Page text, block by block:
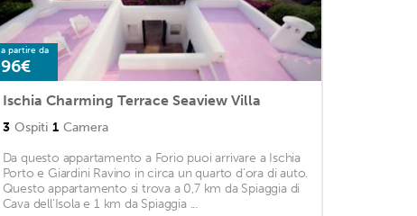
a partire da
96€
Ischia Charming Terrace Seaview Villa
3 Ospiti 1 Camera
Da questo appartamento a Forio puoi arrivare a Ischia
Porto e Giardini Ravino in circa un quarto d'ora di auto.
Questo appartamento si trova a 0,7 km da Spiaggia di
Cava dell'Isola e 1 km da Spiaggia ...